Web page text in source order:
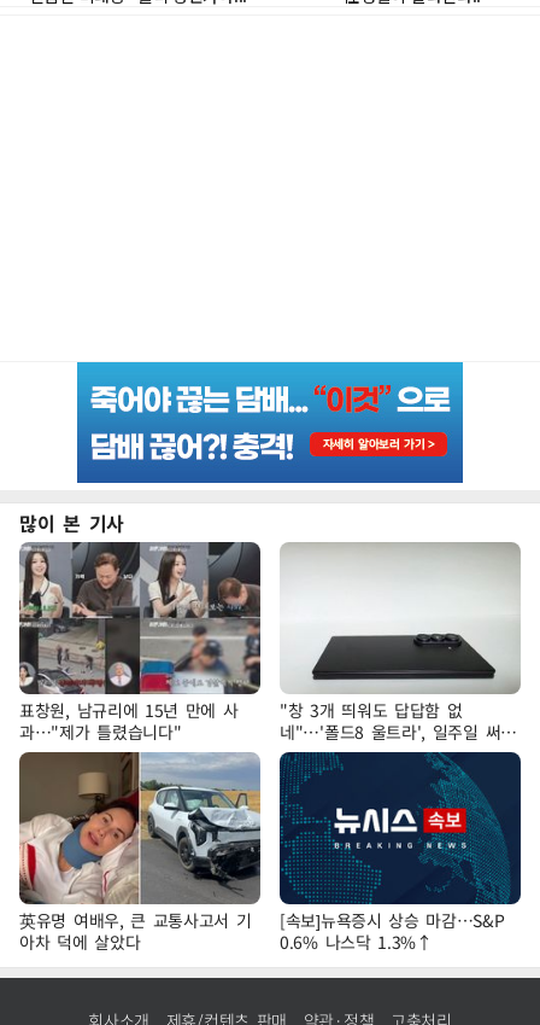
많이 본 기사
표창원, 남규리에 15년 만에 사
과…"제가 틀렸습니다"
"창 3개 띄워도 답답함 없
네"…'폴드8 울트라', 일주일 써보
니
英유명 여배우, 큰 교통사고서 기
아차 덕에 살았다
[속보]뉴욕증시 상승 마감…S&P
0.6% 나스닥 1.3%↑